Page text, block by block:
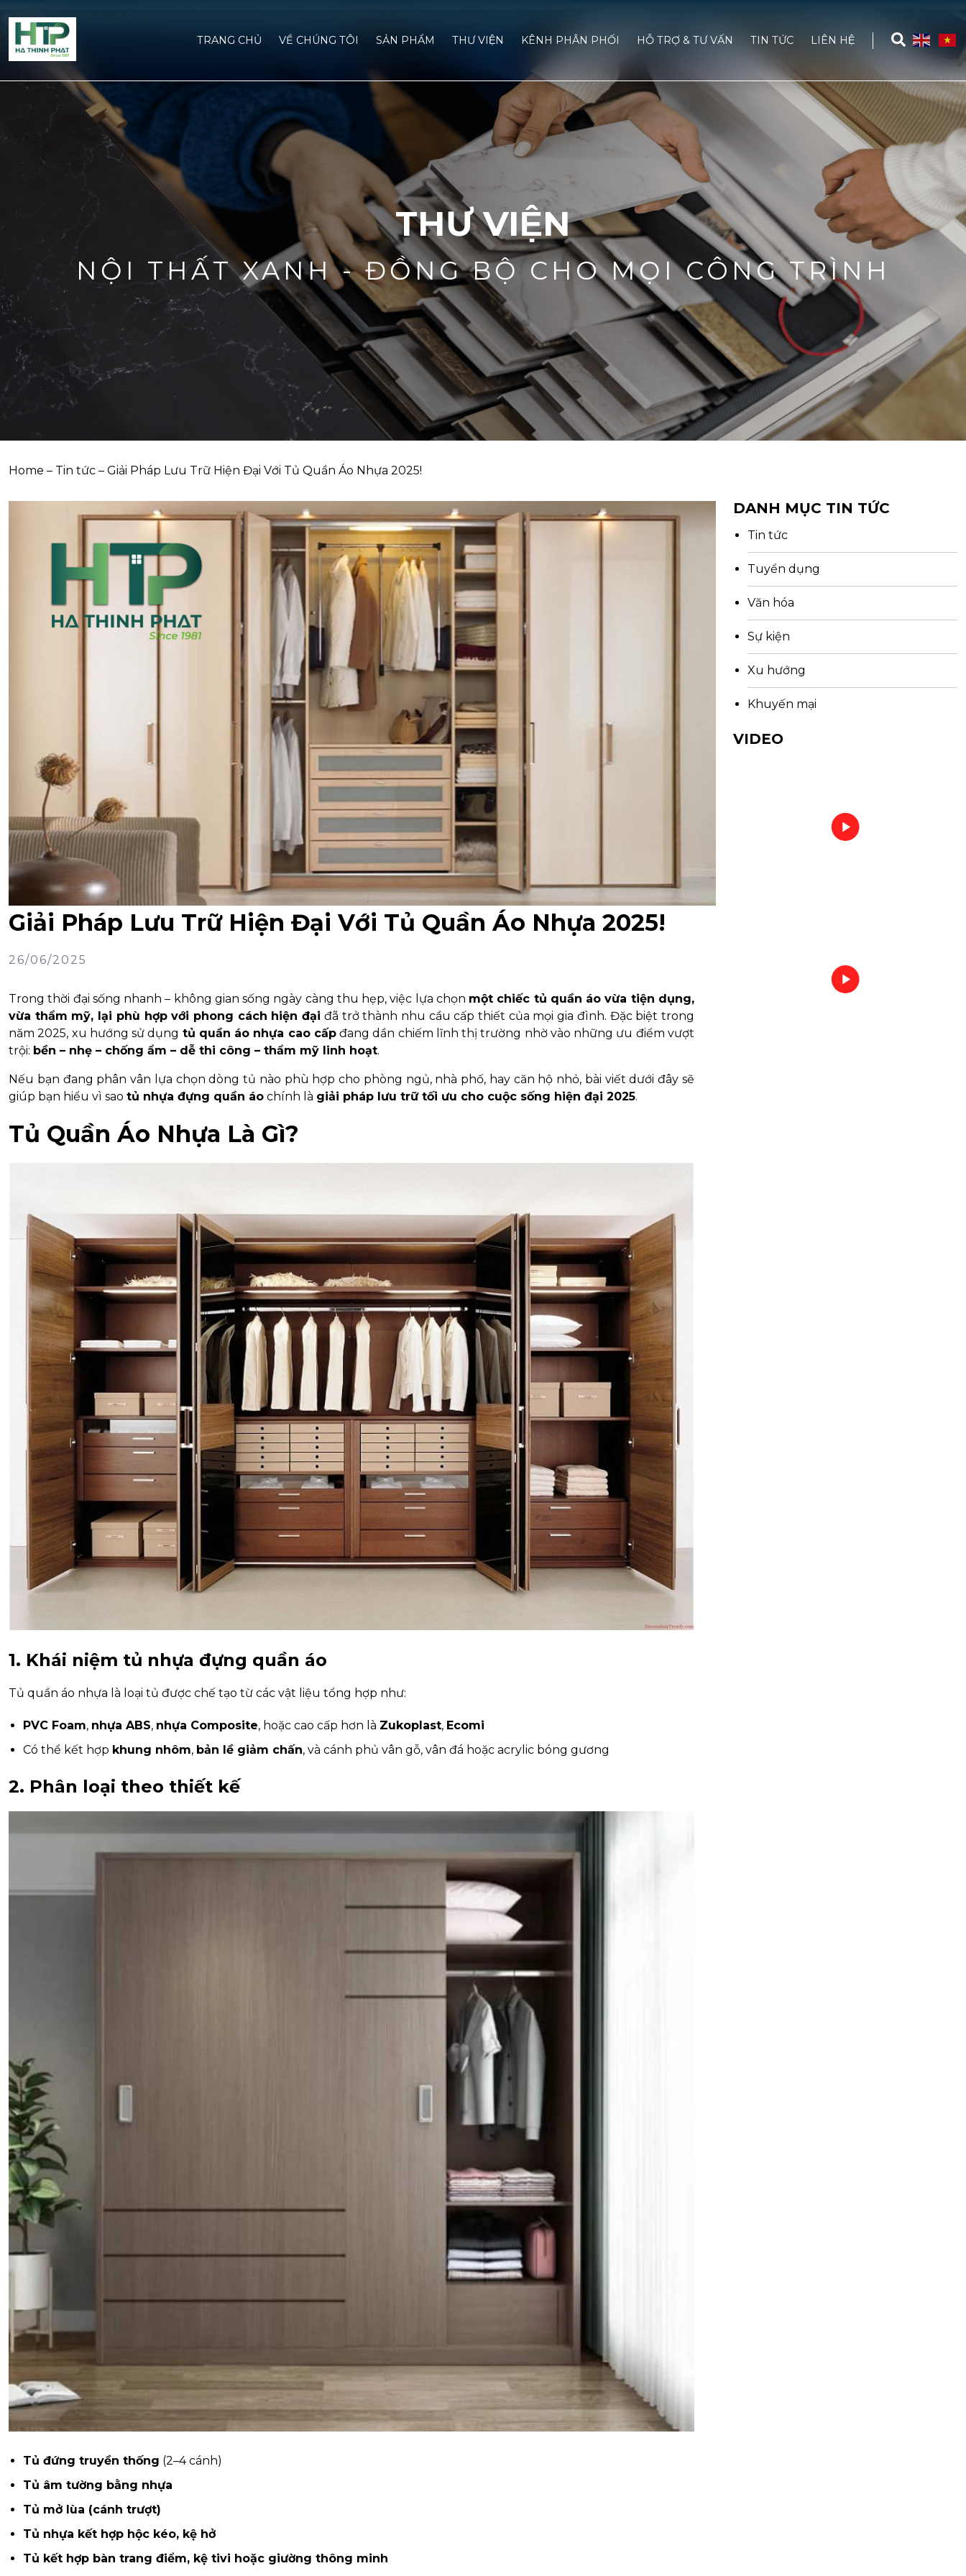
TRANG CHỦ VỀ CHÚNG TÔI SẢN PHẨM THƯ VIỆN KÊNH PHÂN PHỐI HỖ TRỢ & TƯ VẤN TIN TỨC LIÊN HỆ
THƯ VIỆN
NỘI THẤT XANH - ĐỒNG BỘ CHO MỌI CÔNG TRÌNH
Home – Tin tức – Giải Pháp Lưu Trữ Hiện Đại Với Tủ Quần Áo Nhựa 2025!
Giải Pháp Lưu Trữ Hiện Đại Với Tủ Quần Áo Nhựa 2025!
26/06/2025
Trong thời đại sống nhanh – không gian sống ngày càng thu hẹp, việc lựa chọn một chiếc tủ quần áo vừa tiện dụng,
vừa thẩm mỹ, lại phù hợp với phong cách hiện đại đã trở thành nhu cầu cấp thiết của mọi gia đình. Đặc biệt trong
năm 2025, xu hướng sử dụng tủ quần áo nhựa cao cấpđang dần chiếm lĩnh thị trường nhờ vào những ưu điểm vượt
trội: bền – nhẹ – chống ẩm – dễ thi công – thẩm mỹ linh hoạt.
Nếu bạn đang phân vân lựa chọn dòng tủ nào phù hợp cho phòng ngủ, nhà phố, hay căn hộ nhỏ, bài viết dưới đây sẽ
giúp bạn hiểu vì sao tủ nhựa đựng quần áo chính là giải pháp lưu trữ tối ưu cho cuộc sống hiện đại 2025.
Tủ Quần Áo Nhựa Là Gì?
1. Khái niệm tủ nhựa đựng quần áo
Tủ quần áo nhựa là loại tủ được chế tạo từ các vật liệu tổng hợp như:
PVC Foam, nhựa ABS, nhựa Composite, hoặc cao cấp hơn là Zukoplast, Ecomi
Có thể kết hợp khung nhôm, bản lề giảm chấn, và cánh phủ vân gỗ, vân đá hoặc acrylic bóng gương
2. Phân loại theo thiết kế
Tủ đứng truyền thống (2–4 cánh)
Tủ âm tường bằng nhựa
Tủ mở lùa (cánh trượt)
Tủ nhựa kết hợp hộc kéo, kệ hở
Tủ kết hợp bàn trang điểm, kệ tivi hoặc giường thông minh
DANH MỤC TIN TỨC
Tin tức
Tuyển dụng
Văn hóa
Sự kiện
Xu hướng
Khuyến mại
VIDEO